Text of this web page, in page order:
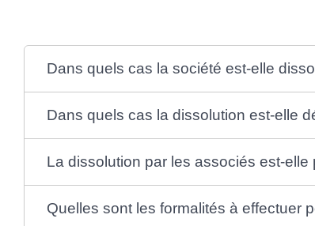
Dans quels cas la société est-elle
Dans quels cas la dissolution est-elle
La dissolution par les associés est-elle
Quelles sont les formalités à effectuer